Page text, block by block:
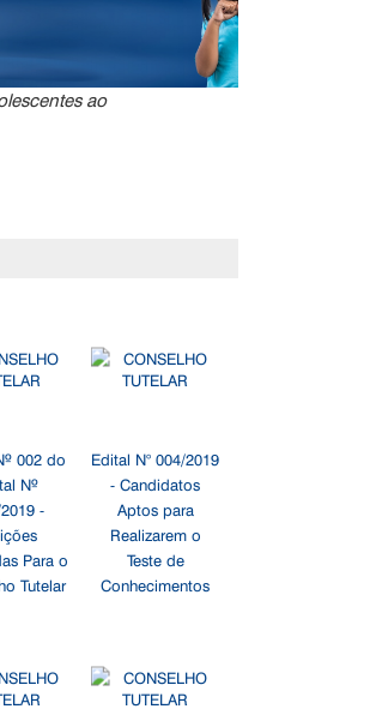
ao
002 do
Nº
-
Para o
Tutelar
Edital N° 004/2019
- Candidatos
Aptos para
Realizarem o
Teste de
Conhecimentos